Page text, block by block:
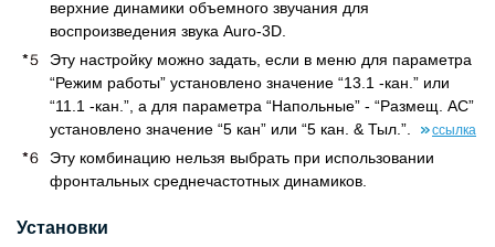
верхние динамики объемного звучания для
воспроизведения звука Auro-3D.
Эту настройку можно задать, если в меню для параметра
“Режим работы” установлено значение “13.1 -кан.” или
“11.1 -кан.”, а для параметра “Напольные” - “Размещ. AC”
установлено значение “5 кан” или “5 кан. & Тыл.”.
ссылка
Эту комбинацию нельзя выбрать при использовании
фронтальных среднечастотных динамиков.
Установки